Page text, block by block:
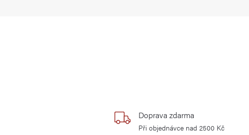
Doprava zdarma
Při objednávce nad 2500 Kč